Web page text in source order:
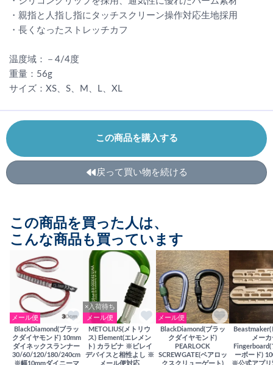
・親指と人指し指にタッチスクリーン操作対応生地採用
・長くなったストレッチカフ
温度域：－4/4度
重量：56g
サイズ：XS、S、M、L、XL
この商品を購入する
戻って買い物を続ける
この商品を買った人は、
こんな商品も買っています
メール便
BlackDiamond(ブラッ
クダイヤモンド) 10mm
ダイネックスランナー
30/60/120/180/240cm
※幅10mmダイニーマ
×入荷待ち
メール便
METOLIUS(メトリウ
ス) Element(エレメン
ト) カラビナ ※ビレイ
デバイスと相性よし ※
メール便対応
メール便
BlackDiamond(ブラッ
クダイヤモンド)
PEARLOCK
SCREWGATE(ペアロッ
クスクリューゲート)
メーカ
ーボード)
※公式アプ